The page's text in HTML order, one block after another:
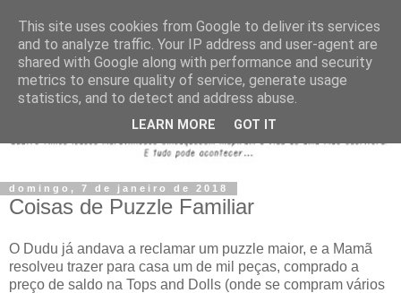
domingo, 7 de janeiro de 2018
Coisas de Puzzle Familiar
O Dudu já andava a reclamar um puzzle maior, e a Mamã
resolveu trazer para casa um de mil peças, comprado a
preço de saldo na Tops and Dolls (onde se compram vários
This site uses cookies from Google to deliver its services
and to analyze traffic. Your IP address and user-agent are
shared with Google along with performance and security
metrics to ensure quality of service, generate usage
statistics, and to detect and address abuse.
LEARN MORE GOT IT